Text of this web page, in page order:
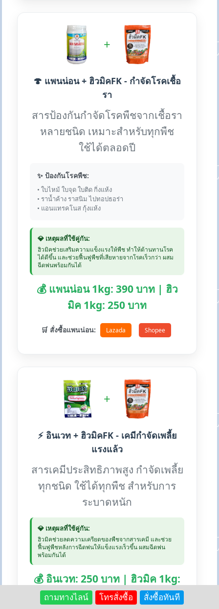
+
🍄 แพนน่อน + ฮิวมิคFK - กำจัดโรคเชื้อ
รา
สารป้องกันกำจัดโรคพืชจากเชื้อรา
หลายชนิด เหมาะสำหรับทุกพืช
ใช้ได้ตลอดปี
✨ ป้องกันโรคพืช:
• ใบไหม้ ใบจุด ใบติด กิ่งแห้ง
• ราน้ำค้าง ราสนิม ไปทอปธอร่า
• แอนแทรคโนส กุ้งแห้ง
💎 เหตุผลที่ใช้คู่กัน:
ฮิวมิคช่วยเสริมความแข็งแรงให้พืช ทำให้ต้านทานโรค
ได้ดีขึ้น และช่วยฟื้นฟูพืชที่เสียหายจากโรคเร็วกว่า ผสม
ฉีดพ่นพร้อมกันได้
💰 แพนน่อน 1kg: 390 บาท | ฮิว
มิค 1kg: 250 บาท
🛒 สั่งซื้อแพนน่อน: Lazada Shopee
+
⚡ อินเวท + ฮิวมิคFK - เคมีกำจัดเพลี้ย
แรงแล้ว
สารเคมีประสิทธิภาพสูง กำจัดเพลี้ย
ทุกชนิด ใช้ได้ทุกพืช สำหรับการ
ระบาดหนัก
💎 เหตุผลที่ใช้คู่กัน:
ฮิวมิคช่วยลดความเครียดของพืชจากสารเคมี และช่วย
ฟื้นฟูพืชหลังการฉีดพ่นให้แข็งแรงเร็วขึ้น ผสมฉีดพ่น
พร้อมกันได้
💰 อินเวท: 250 บาท | ฮิวมิค 1kg:
250 บาท
ถามทางไลน์ โทรสั่งซื้อ สั่งซื้อทันที